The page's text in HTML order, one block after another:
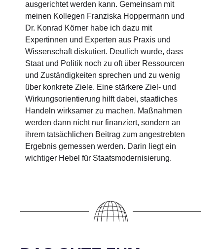
ausgerichtet werden kann. Gemeinsam mit
meinen Kollegen Franziska Hoppermann und
Dr. Konrad Körner habe ich dazu mit
Expertinnen und Experten aus Praxis und
Wissenschaft diskutiert. Deutlich wurde, dass
Staat und Politik noch zu oft über Ressourcen
und Zuständigkeiten sprechen und zu wenig
über konkrete Ziele. Eine stärkere Ziel- und
Wirkungsorientierung hilft dabei, staatliches
Handeln wirksamer zu machen. Maßnahmen
werden dann nicht nur finanziert, sondern an
ihrem tatsächlichen Beitrag zum angestrebten
Ergebnis gemessen werden. Darin liegt ein
wichtiger Hebel für Staatsmodernisierung.